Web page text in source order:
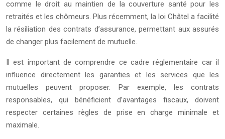
comme le droit au maintien de la couverture santé pour les
retraités et les chômeurs. Plus récemment, la loi Châtel a facilité
la résiliation des contrats d’assurance, permettant aux assurés
de changer plus facilement de mutuelle.
Il est important de comprendre ce cadre réglementaire car il
influence directement les garanties et les services que les
mutuelles peuvent proposer. Par exemple, les contrats
responsables, qui bénéficient d’avantages fiscaux, doivent
respecter certaines règles de prise en charge minimale et
maximale.